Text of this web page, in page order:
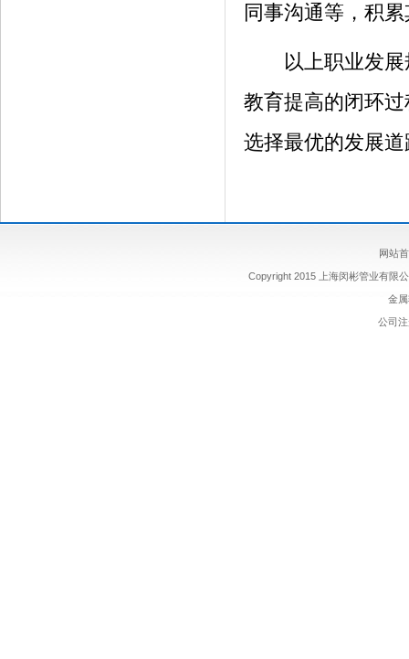
同事沟通等，积
以上职业发展
教育提高的闭环
选择最优的发展
网站
Copyright 2015 上海闵彬管业有限
金
公司